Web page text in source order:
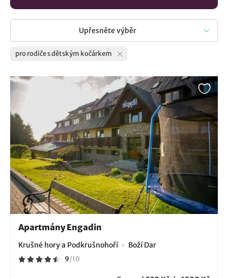
Upřesněte výběr
pro rodiče s dětským kočárkem
Apartmány Engadin
Krušné hory a Podkrušnohoří Boží Dar
9/10